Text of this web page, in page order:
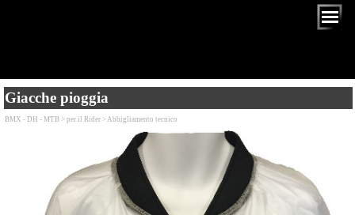
Giacche pioggia
BMX - DH - MTB > per il Rider > Abbigliamento tecnico